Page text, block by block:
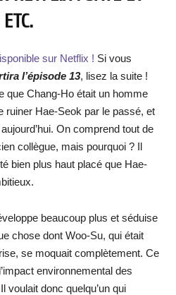
sur Netflix ! Si vous
l’épisode 13, lisez la suite !
que Chang-Ho était un homme
ruiner Hae-Seok par le passé, et
On comprend tout de
collègue, mais pourquoi ? Il
bien plus haut placé que Hae-
beaucoup plus et séduise
chose dont Woo-Su, qui était
se moquait complètement. Ce
environnemental des
voulait donc quelqu’un qui